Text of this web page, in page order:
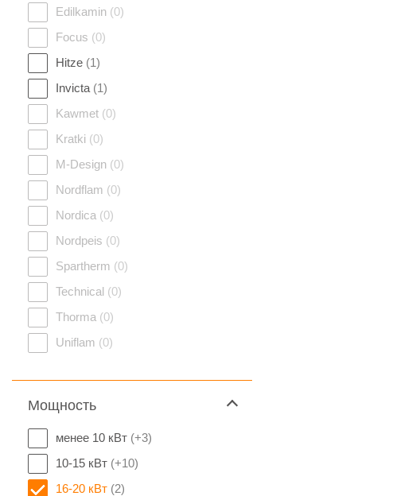
Edilkamin (0)
Focus (0)
Hitze (1)
Invicta (1)
Kawmet (0)
Kratki (0)
M-Design (0)
Nordflam (0)
Nordica (0)
Nordpeis (0)
Spartherm (0)
Technical (0)
Thorma (0)
Uniflam (0)
Мощность
менее 10 кВт (+3)
10-15 кВт (+10)
16-20 кВт (2)